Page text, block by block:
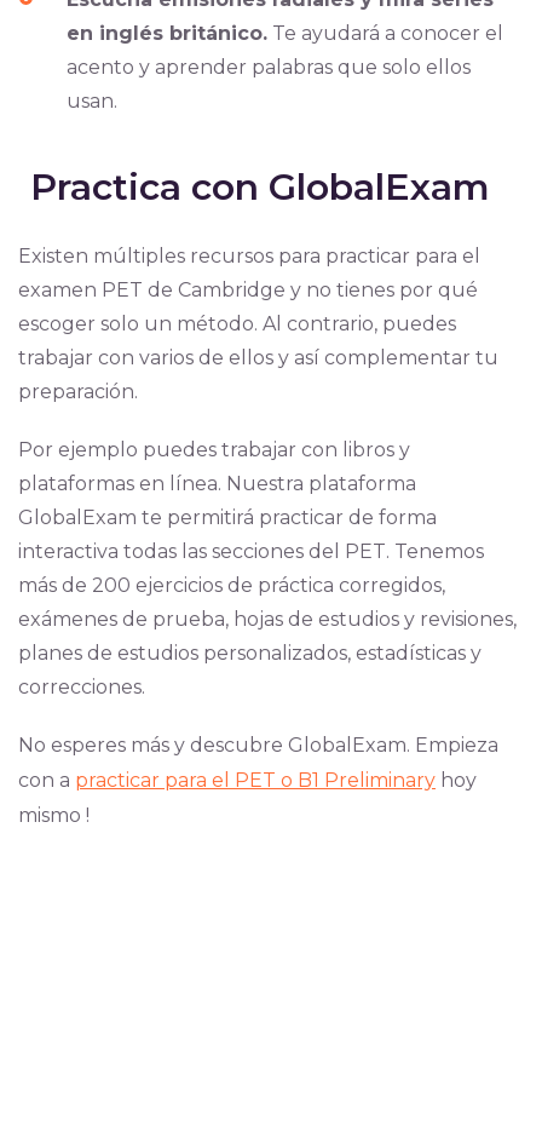
en inglés británico. Te ayudará a conocer el
acento y aprender palabras que solo ellos
usan.
Practica con GlobalExam
Existen múltiples recursos para practicar para el
examen PET de Cambridge y no tienes por qué
escoger solo un método. Al contrario, puedes
trabajar con varios de ellos y así complementar tu
preparación.
Por ejemplo puedes trabajar con libros y
plataformas en línea. Nuestra plataforma
GlobalExam te permitirá practicar de forma
interactiva todas las secciones del PET. Tenemos
más de 200 ejercicios de práctica corregidos,
exámenes de prueba, hojas de estudios y revisiones,
planes de estudios personalizados, estadísticas y
correcciones.
No esperes más y descubre GlobalExam. Empieza
con a practicar para el PET o B1 Preliminary hoy
mismo !